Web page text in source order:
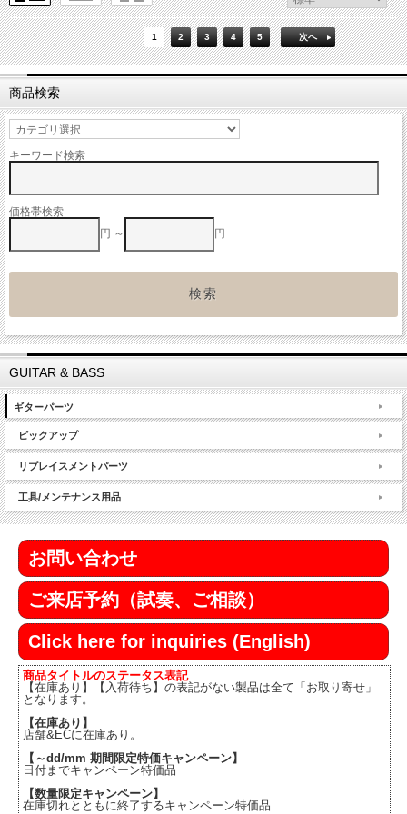
1 2 3 4 5 次へ
商品検索
キーワード検索
価格帯検索
円 ～
円
GUITAR & BASS
ギターパーツ
ピックアップ
リプレイスメントパーツ
工具/メンテナンス用品
お問い合わせ
ご来店予約（試奏、ご相談）
Click here for inquiries (English)
商品タイトルのステータス表記
【在庫あり】【入荷待ち】の表記がない製品は全て「お取り寄せ」
となります。
【在庫あり】
店舗&ECに在庫あり。
【～dd/mm 期間限定特価キャンペーン】
日付までキャンペーン特価品
【数量限定キャンペーン】
在庫切れとともに終了するキャンペーン特価品